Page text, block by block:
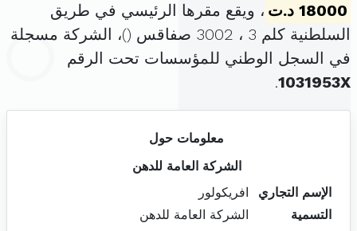
18000 د.ت
، ويقع مقرها الرئيسي في طريق
السلطنية كلم 3 ، 3002 صفاقس (
)، الشركة مسجلة
في السجل الوطني للمؤسسات تحت الرقم
1031953X
.
معلومات حول
الشركة العامة للدهن
الإسم التجاري
افريكولور
التسمية
الشركة العامة للدهن